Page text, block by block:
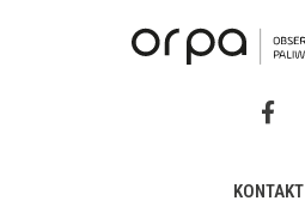
KONTAKT